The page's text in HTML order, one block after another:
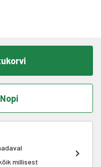
millisest